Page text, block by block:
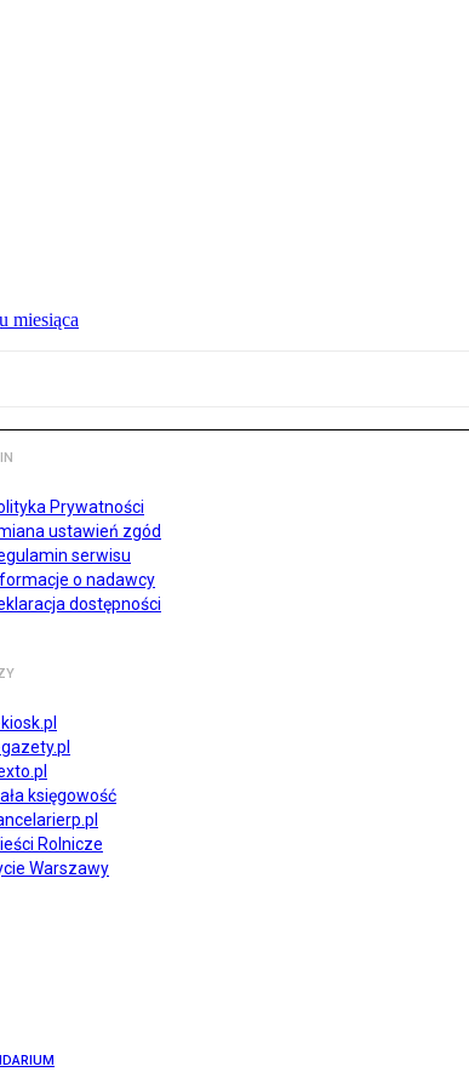
miesiąca
Prywatności
ustawień zgód
serwisu
o nadawcy
dostępności
gazety.pl
księgowość
Rolnicze
Warszawy